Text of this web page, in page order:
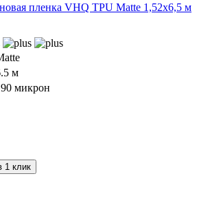
пленка VHQ TPU Matte 1,52х6,5 м
м
микрон
1 клик